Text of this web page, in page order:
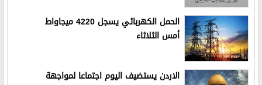
الحمل الكهربائي يسجل 4220 ميجاواط
أمس الثلاثاء
الاردن يستضيف اليوم اجتماعا لمواجهة